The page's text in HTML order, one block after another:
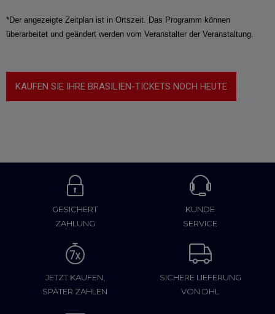
*Der angezeigte Zeitplan ist in Ortszeit. Das Programm können
überarbeitet und geändert werden vom Veranstalter der Veranstaltung.
KAUFEN SIE IHRE BRASILIEN-TICKETS NOCH HEUTE
GESICHERT
ZAHLUNG
KUNDE
SERVICE
JETZT KAUFEN,
SPÄTER ZAHLEN
SICHERE LIEFERUNG
VON DHL